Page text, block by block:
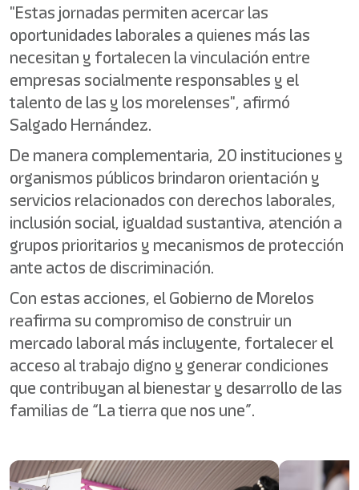
"Estas jornadas permiten acercar las
oportunidades laborales a quienes más las
necesitan y fortalecen la vinculación entre
empresas socialmente responsables y el
talento de las y los morelenses", afirmó
Salgado Hernández.
De manera complementaria, 20 instituciones y
organismos públicos brindaron orientación y
servicios relacionados con derechos laborales,
inclusión social, igualdad sustantiva, atención a
grupos prioritarios y mecanismos de protección
ante actos de discriminación.
Con estas acciones, el Gobierno de Morelos
reafirma su compromiso de construir un
mercado laboral más incluyente, fortalecer el
acceso al trabajo digno y generar condiciones
que contribuyan al bienestar y desarrollo de las
familias de “La tierra que nos une”.